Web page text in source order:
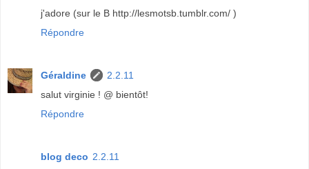
j'adore (sur le B http://lesmotsb.tumblr.com/ )
Répondre
Géraldine
2.2.11
salut virginie ! @ bientôt!
Répondre
blog deco 2.2.11